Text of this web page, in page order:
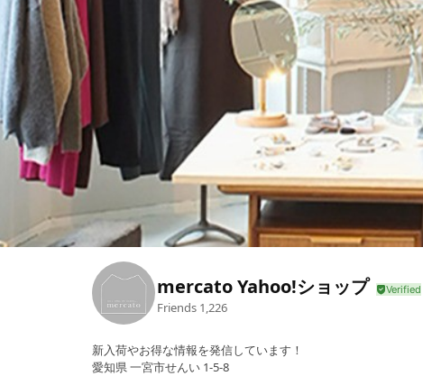
mercato Yahoo!ショップ
Friends 1,226
新入荷やお得な情報を発信しています！
愛知県 一宮市せんい 1-5-8